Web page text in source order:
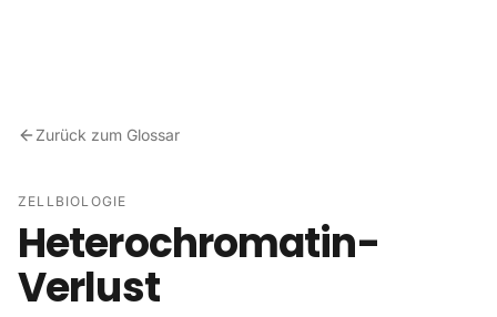
Zurück zum Glossar
ZELLBIOLOGIE
Heterochromatin-
Verlust